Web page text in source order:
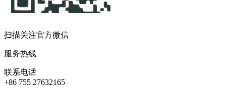
扫描关注官方微信
服务热线
联系电话
+86 755 27632165